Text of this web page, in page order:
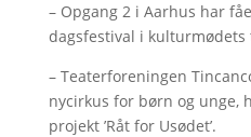
– Opgang 2 i Aarhus har
dagsfestival i kulturmødets
– Teaterforeningen
nycirkus for børn og unge,
projekt ’Råt for Usødet’.